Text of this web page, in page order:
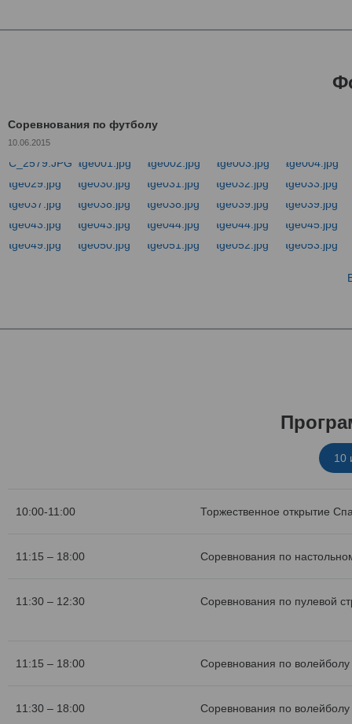
Соревнования по футболу
10.06.2015
10
10:00-11:00 Торжественное открытие
11:15 – 18:00 Соревнования по
11:30 – 12:30 Соревнования по пулевой
11:15 – 18:00 Соревнования по
11:30 – 18:00 Соревнования по